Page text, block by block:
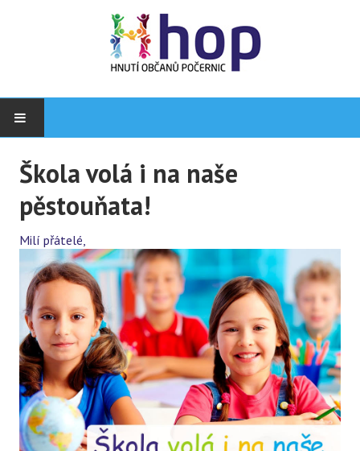
HOME
AKTUALITY
NAŠI KANDIDÁTI
PROGRAM
HOPČASNÍK
KONTAKTY
Škola volá i na naše
pěstouňata!
Milí přátelé,